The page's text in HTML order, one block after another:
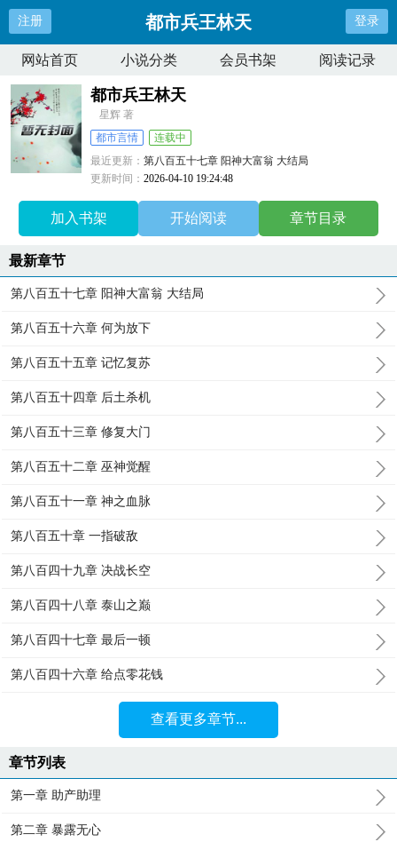
注册 都市兵王林天 登录
网站首页 小说分类 会员书架 阅读记录
都市兵王林天
星辉 著
都市言情
连载中
最近更新：第八百五十七章 阳神大富翁 大结局
更新时间：2026-04-10 19:24:48
加入书架 开始阅读 章节目录
最新章节
第八百五十七章 阳神大富翁 大结局
第八百五十六章 何为放下
第八百五十五章 记忆复苏
第八百五十四章 后土杀机
第八百五十三章 修复大门
第八百五十二章 巫神觉醒
第八百五十一章 神之血脉
第八百五十章 一指破敌
第八百四十九章 决战长空
第八百四十八章 泰山之巅
第八百四十七章 最后一顿
第八百四十六章 给点零花钱
查看更多章节...
章节列表
第一章 助产助理
第二章 暴露无心